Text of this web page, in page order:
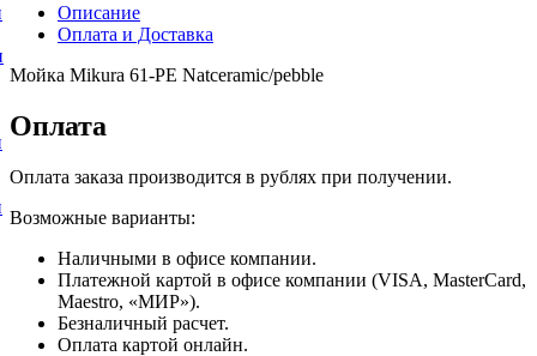
Описание
Оплата и Доставка
Мойка Mikura 61-PE Natceramic/pebble
Оплата
Оплата заказа производится в рублях при получении.
Возможные варианты:
Наличными в офисе компании.
Платежной картой в офисе компании (VISA, MasterCard,
Maestro, «МИР»).
Безналичный расчет.
Оплата картой онлайн.